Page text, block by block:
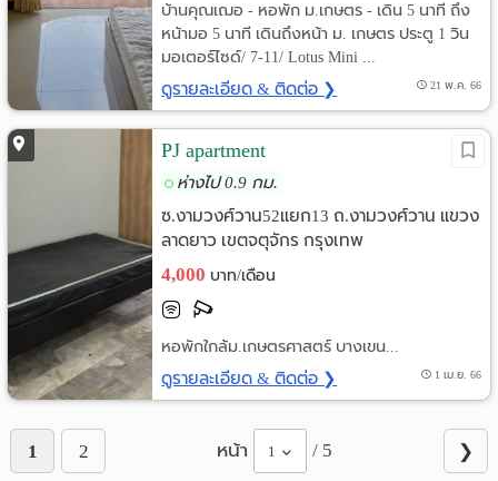
บ้านคุณเฌอ - หอพัก ม.เกษตร - เดิน 5 นาที ถึง
หน้ามอ 5 นาที เดินถึงหน้า ม. เกษตร ประตู 1 วิน
มอเตอร์ไซด์/ 7-11/ Lotus Mini ...
ดูรายละเอียด & ติดต่อ ❯ 21 พ.ค. 66
PJ apartment
ห่างไป 0.9 กม.
ซ.งามวงศ์วาน52แยก13 ถ.งามวงศ์วาน แขวง
ลาดยาว เขตจตุจักร กรุงเทพ
4,000 บาท/เดือน
หอพักใกล้ม.เกษตรศาสตร์ บางเขน...
ดูรายละเอียด & ติดต่อ ❯ 1 เม.ย. 66
1 2 หน้า 1 / 5 ❯